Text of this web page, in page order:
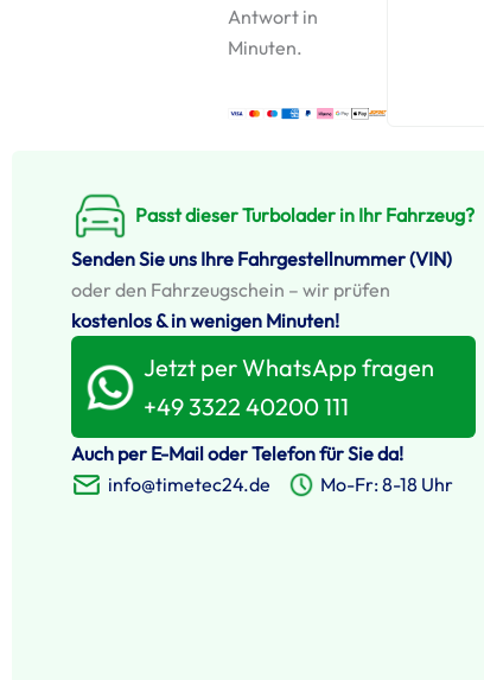
Antwort in
Minuten.
Passt dieser Turbolader in Ihr Fahrzeug?
Senden Sie uns Ihre Fahrgestellnummer (VIN)
oder den Fahrzeugschein – wir prüfen
kostenlos & in wenigen Minuten!
Jetzt per WhatsApp fragen
+49 3322 40200 111
Auch per E-Mail oder Telefon für Sie da!
info@timetec24.de
Mo-Fr: 8-18 Uhr